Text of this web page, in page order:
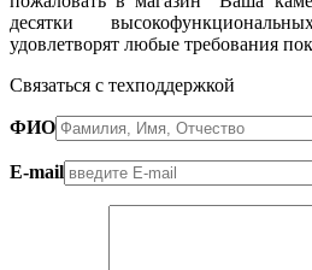
десятки
удовлетворят любые требования
Связаться с техподдержкой
ФИО
E-mail